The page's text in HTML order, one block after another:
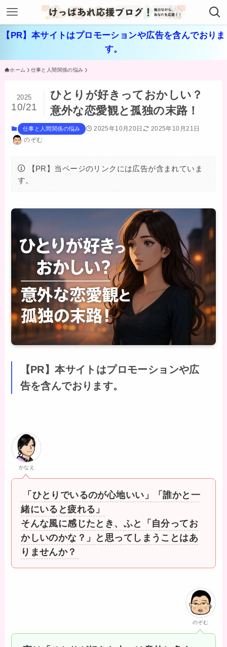
【PR】本サイトはプロモーションや広告を含んでおりま
す。
ホーム 仕事と人間関係の悩み
ひとりが好きっておかしい？
意外な恋愛観と孤独の末路！
2025
10/21
仕事と人間関係の悩み 2025年10月20日
2025年10月21日
のぞむ
【PR】当ページのリンクには広告が含まれていま
す。
【PR】本サイトはプロモーションや広
告を含んでおります。
かなえ
「ひとりでいるのが心地いい」「誰かと一
緒にいると疲れる」
そんな風に感じたとき、ふと「自分ってお
かしいのかな？」と思ってしまうことはあ
りませんか？
のぞむ